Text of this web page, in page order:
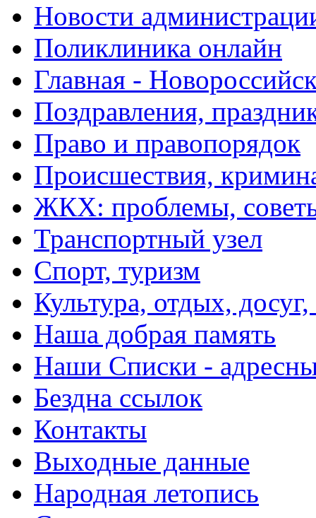
Новости
Поликлиника онлайн
Главная -
Поздравления,
Право и правопорядок
Происшествия,
ЖКХ: проблемы,
Транспортный узел
Спорт, туризм
Культура, отдых,
Наша добрая память
Наши Списки -
Бездна ссылок
Контакты
Выходные данные
Народная летопись